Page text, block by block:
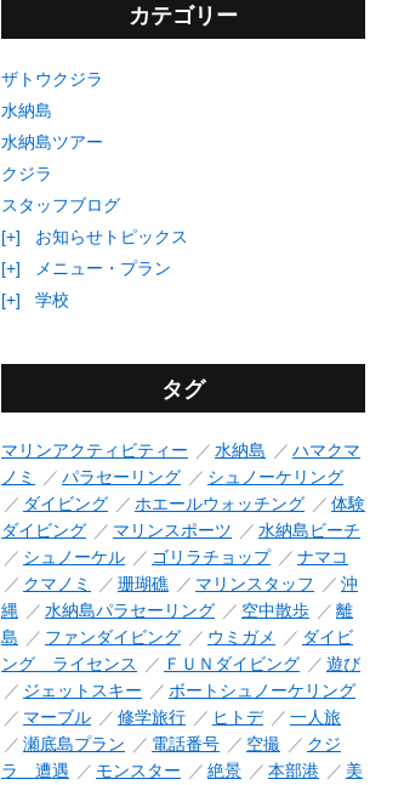
カテゴリー
ザトウクジラ
水納島
水納島ツアー
クジラ
スタッフブログ
[+]
お知らせトピックス
[+]
メニュー・プラン
[+]
学校
タグ
マリンアクティビティー 水納島
ハマクマ
ノミ
パラセーリング
シュノーケリング
ダイビング
ホエールウォッチング
体験
ダイビング
マリンスポーツ
水納島ビーチ
シュノーケル
ゴリラチョップ
ナマコ
クマノミ
珊瑚礁 マリンスタッフ
沖
縄
水納島パラセーリング 空中散歩
離
島
ファンダイビング ウミガメ
ダイビ
ング ライセンス
ＦＵＮダイビング
遊び
ジェットスキー
ボートシュノーケリング
マーブル
修学旅行 ヒトデ
一人旅
瀬底島プラン
電話番号 空撮
クジ
ラ 遭遇
モンスター 絶景 本部港
美